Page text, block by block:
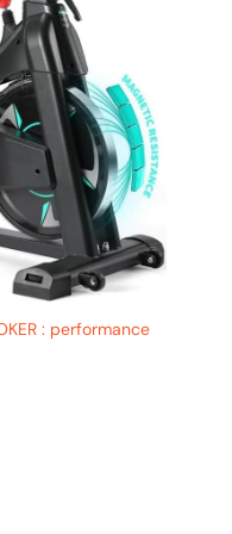
vous ! 【Garantie du
service client,
dans les 24 heures et
des problèmes
n'hésitez pas à nous
: performance